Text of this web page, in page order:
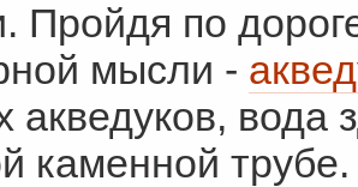
Пройдя по
мысли -
акведуков, вода
каменной трубе.